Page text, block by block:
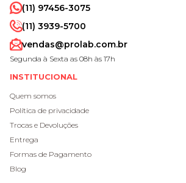
(11) 97456-3075
(11) 3939-5700
vendas@prolab.com.br
Segunda à Sexta as 08h às 17h
INSTITUCIONAL
Quem somos
Política de privacidade
Trocas e Devoluções
Entrega
Formas de Pagamento
Blog